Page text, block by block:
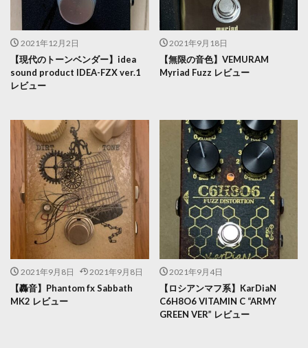
2021年12月2日
【現代のトーンベンダー】idea
sound product IDEA-FZX ver.1
レビュー
2021年9月18日
【無限の音色】VEMURAM
Myriad Fuzz レビュー
2021年9月8日 2021年9月8日
【轟音】Phantom fx Sabbath
MK2 レビュー
2021年9月4日
【ロシアンマフ系】KarDiaN
C6H8O6 VITAMIN C “ARMY
GREEN VER” レビュー